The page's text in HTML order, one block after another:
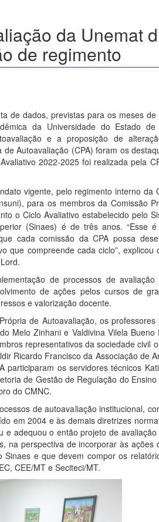
da Unemat
de regimento
de dados, previstas para os meses
da Universidade do Estado
e a proposição de
de Autoavaliação (CPA) foram os
2022-2025 foi realizada pela
vigente, pelo regimento interno da
para os membros da Comissão
o Ciclo Avaliativo estabelecido pelo
(Sinaes) é de três anos. “Esse
cada comissão da CPA possa
que compreende cada ciclo”,
de processos de
de ações pelos cursos de
e valorização docente.
de Autoavaliação, os
Melo Zinhani e Valdivina Vilela
representativos da sociedade civil
Ricardo Francisco da Associação de
os servidores técnicos
de Gestão de Regulação do
do CMNC.
de autoavaliação institucional,
em 2004 e às demais diretrizes
adequou o então projeto de
na perspectiva de incorporar às ações
e que devem compor os
CEE/MT e Seciteci/MT.